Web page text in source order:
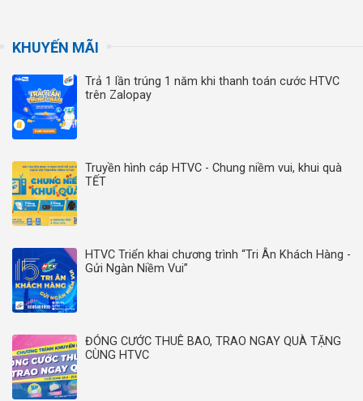
KHUYẾN MÃI
Trả 1 lần trúng 1 năm khi thanh toán cước HTVC
trên Zalopay
Truyền hình cáp HTVC - Chung niềm vui, khui quà
TẾT
HTVC Triển khai chương trình “Tri Ân Khách Hàng -
Gửi Ngàn Niềm Vui”
ĐÓNG CƯỚC THUÊ BAO, TRAO NGAY QUÀ TẶNG
CÙNG HTVC